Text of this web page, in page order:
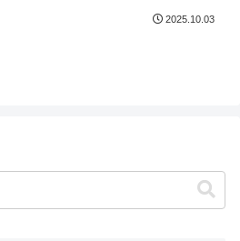
2025.10.03